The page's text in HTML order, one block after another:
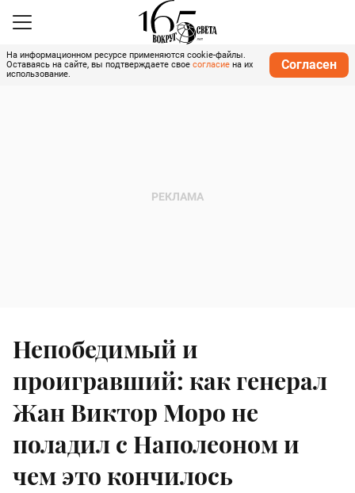
На информационном ресурсе применяются cookie-файлы.
Оставаясь на сайте, вы подтверждаете свое согласие на их
использование.
Согласен
Непобедимый и
проигравший: как генерал
Жан Виктор Моро не
поладил с Наполеоном и
чем это кончилось